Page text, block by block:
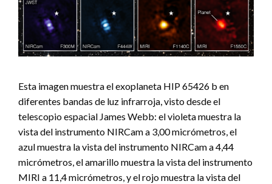
Esta imagen muestra el exoplaneta HIP 65426 b en
diferentes bandas de luz infrarroja, visto desde el
telescopio espacial James Webb: el violeta muestra la
vista del instrumento NIRCam a 3,00 micrómetros, el
azul muestra la vista del instrumento NIRCam a 4,44
micrómetros, el amarillo muestra la vista del instrumento
MIRI a 11,4 micrómetros, y el rojo muestra la vista del